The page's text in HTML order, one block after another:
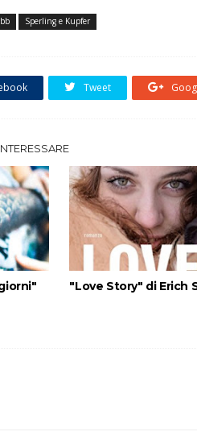
Sperling e Kupfer
Tweet
"Love Story" di Erich